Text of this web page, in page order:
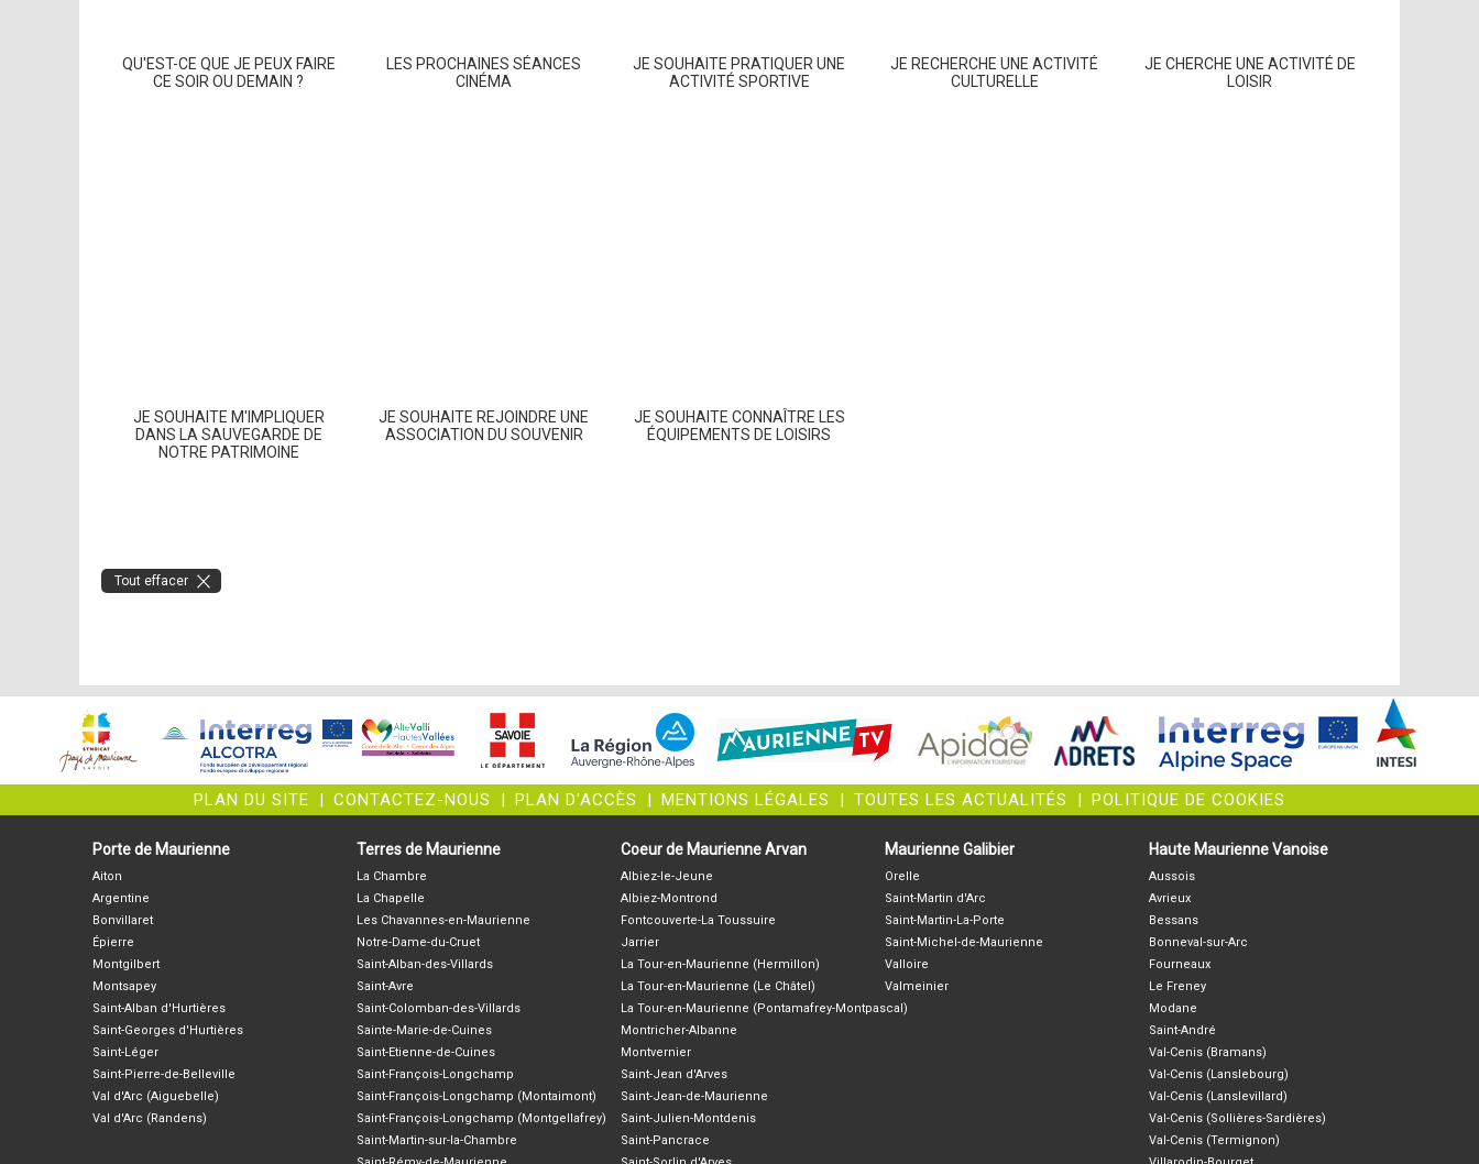
QU'EST-CE QUE JE PEUX FAIRE
CE SOIR OU DEMAIN ?
LES PROCHAINES SÉANCES
CINÉMA
JE SOUHAITE PRATIQUER UNE
ACTIVITÉ SPORTIVE
JE RECHERCHE UNE ACTIVITÉ
CULTURELLE
JE CHERCHE UNE ACTIVITÉ DE
LOISIR
JE SOUHAITE M'IMPLIQUER
DANS LA SAUVEGARDE DE
NOTRE PATRIMOINE
JE SOUHAITE REJOINDRE UNE
ASSOCIATION DU SOUVENIR
JE SOUHAITE CONNAÎTRE LES
ÉQUIPEMENTS DE LOISIRS
Tout effacer
PLAN DU SITE | CONTACTEZ-NOUS | PLAN D'ACCÈS | MENTIONS LÉGALES | TOUTES LES ACTUALITÉS | POLITIQUE DE COOKIES
Porte de Maurienne
Aiton
Argentine
Bonvillaret
Épierre
Montgilbert
Montsapey
Saint-Alban d'Hurtières
Saint-Georges d'Hurtières
Saint-Léger
Saint-Pierre-de-Belleville
Val d'Arc (Aiguebelle)
Val d'Arc (Randens)
Terres de Maurienne
La Chambre
La Chapelle
Les Chavannes-en-Maurienne
Notre-Dame-du-Cruet
Saint-Alban-des-Villards
Saint-Avre
Saint-Colomban-des-Villards
Sainte-Marie-de-Cuines
Saint-Etienne-de-Cuines
Saint-François-Longchamp
Saint-François-Longchamp (Montaimont)
Saint-François-Longchamp (Montgellafrey)
Saint-Martin-sur-la-Chambre
Coeur de Maurienne Arvan
Albiez-le-Jeune
Albiez-Montrond
Fontcouverte-La Toussuire
Jarrier
La Tour-en-Maurienne (Hermillon)
La Tour-en-Maurienne (Le Châtel)
La Tour-en-Maurienne (Pontamafrey-Montpascal)
Montricher-Albanne
Montvernier
Saint-Jean d'Arves
Saint-Jean-de-Maurienne
Saint-Julien-Montdenis
Saint-Pancrace
Maurienne Galibier
Orelle
Saint-Martin d'Arc
Saint-Martin-La-Porte
Saint-Michel-de-Maurienne
Valloire
Valmeinier
Haute Maurienne Vanoise
Aussois
Avrieux
Bessans
Bonneval-sur-Arc
Fourneaux
Le Freney
Modane
Saint-André
Val-Cenis (Bramans)
Val-Cenis (Lanslebourg)
Val-Cenis (Lanslevillard)
Val-Cenis (Sollières-Sardières)
Val-Cenis (Termignon)